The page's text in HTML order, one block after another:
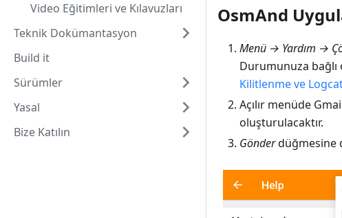
Video Eğitimleri ve Kılavuzları
Teknik Dokümantasyon
Build it
Sürümler
Yasal
Bize Katılın
OsmAnd
Menü → Yardım →
Durumunuza
Kilitlenme ve
Açılır menüde
oluşturulacaktır.
Gönderdüğmesine